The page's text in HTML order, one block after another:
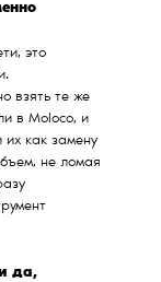
это
взять те же
в Moloco, и
как замену
не ломая
да,